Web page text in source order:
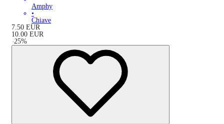
Amphy
•
Chiave
7.50 EUR
10.00 EUR
-25%